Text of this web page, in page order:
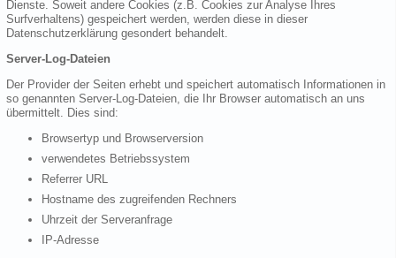
Dienste. Soweit andere Cookies (z.B. Cookies zur Analyse Ihres
Surfverhaltens) gespeichert werden, werden diese in dieser
Datenschutzerklärung gesondert behandelt.
Server-Log-Dateien
Der Provider der Seiten erhebt und speichert automatisch Informationen in
so genannten Server-Log-Dateien, die Ihr Browser automatisch an uns
übermittelt. Dies sind:
Browsertyp und Browserversion
verwendetes Betriebssystem
Referrer URL
Hostname des zugreifenden Rechners
Uhrzeit der Serveranfrage
IP-Adresse